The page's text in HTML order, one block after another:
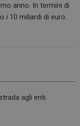
anno. In termini di
i 10 miliardi di euro.